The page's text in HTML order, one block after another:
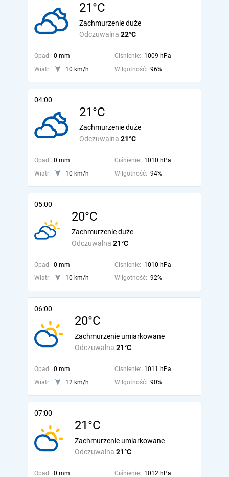
21°C
Odczuwalna 22°C
Zachmurzenie duże
Opad: 0 mm Ciśnienie: 1009 hPa
Wiatr:
10 km/h Wilgotność: 96%
04:00
21°C
Odczuwalna 21°C
Zachmurzenie duże
Opad: 0 mm Ciśnienie: 1010 hPa
Wiatr:
10 km/h Wilgotność: 94%
05:00
20°C
Odczuwalna 21°C
Zachmurzenie duże
Opad: 0 mm Ciśnienie: 1010 hPa
Wiatr:
10 km/h Wilgotność: 92%
06:00
20°C
Odczuwalna 21°C
Zachmurzenie umiarkowane
Opad: 0 mm Ciśnienie: 1011 hPa
Wiatr:
12 km/h Wilgotność: 90%
07:00
21°C
Odczuwalna 21°C
Zachmurzenie umiarkowane
Opad: 0 mm Ciśnienie: 1012 hPa